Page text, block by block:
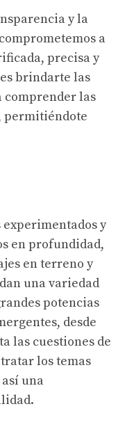
y la
a
precisa y
brindarte las
comprender las
permitiéndote
y
en profundidad,
en terreno y
una variedad
potencias
desde
las cuestiones de
los temas
una